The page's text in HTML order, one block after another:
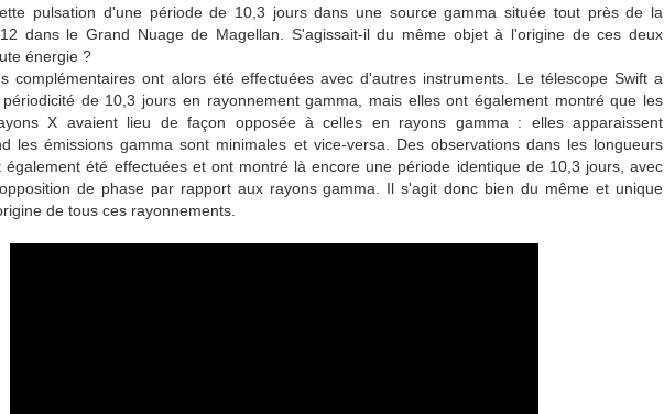
pulsation d'une période de 10,3 jours dans une source gamma située tout près de la
dans le Grand Nuage de Magellan. S'agissait-il du même objet à l'origine de ces deux
énergie ?
complémentaires ont alors été effectuées avec d'autres instruments. Le télescope Swift a
de 10,3 jours en rayonnement gamma, mais elles ont également montré que les
X avaient lieu de façon opposée à celles en rayons gamma : elles apparaissent
les émissions gamma sont minimales et vice-versa. Des observations dans les longueurs
également été effectuées et ont montré là encore une période identique de 10,3 jours, avec
de phase par rapport aux rayons gamma. Il s'agit donc bien du même et unique
de tous ces rayonnements.